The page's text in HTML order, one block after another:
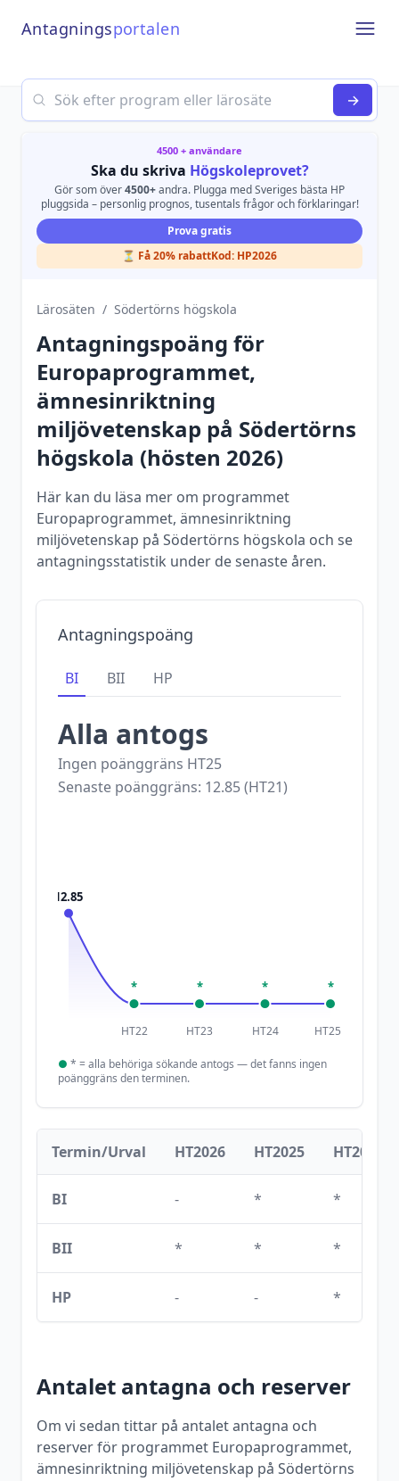
Antagningsportalen
Search
→
4500 + användare
Ska du skriva Högskoleprovet?
Gör som över4500+andra. Plugga med Sveriges bästa HP
pluggsida – personlig prognos, tusentals frågor och förklaringar!
Prova gratis
⏳ Få 20% rabattKod: HP2026
Lärosäten / Södertörns högskola
Antagningspoäng för
Europaprogrammet,
ämnesinriktning
miljövetenskap på Södertörns
högskola (hösten 2026)
Här kan du läsa mer om programmet
Europaprogrammet, ämnesinriktning
miljövetenskap på Södertörns högskola och se
antagningsstatistik under de senaste åren.
Antagningspoäng
BI BII HP
Alla antogs
Ingen poänggräns HT25
Senaste poänggräns: 12.85(HT21)
HT22 HT23 HT24 HT25
12.85
* * * *
● * = alla behöriga sökande antogs — det fanns ingen
poänggräns den terminen.
Termin/Urval HT2026 HT2025 HT2024
BI - * *
BII * * *
HP - - *
Antalet antagna och reserver
Om vi sedan tittar på antalet antagna och
reserver för programmet Europaprogrammet,
ämnesinriktning miljövetenskap på Södertörns